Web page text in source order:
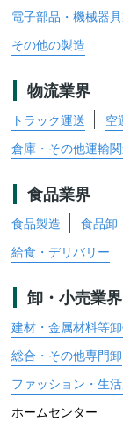
電子部品・機械器
その他の製造
物流業界
トラック運送
空
倉庫・その他運輸
食品業界
食品製造 食品卸
給食・デリバリー
卸・小売業界
建材・金属材料等
総合・その他専門卸
ファッション・生
ホームセンター